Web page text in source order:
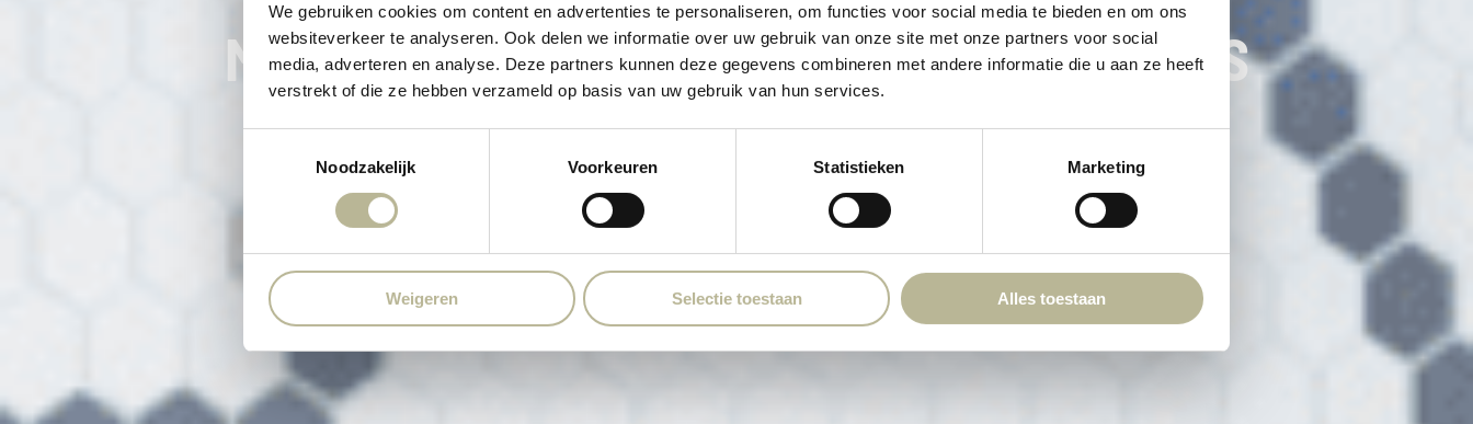
We gebruiken cookies om content en advertenties te personaliseren, om functies voor social media te bieden en om ons
websiteverkeer te analyseren. Ook delen we informatie over uw gebruik van onze site met onze partners voor social
media, adverteren en analyse. Deze partners kunnen deze gegevens combineren met andere informatie die u aan ze heeft
verstrekt of die ze hebben verzameld op basis van uw gebruik van hun services.
Noodzakelijk
Voorkeuren Statistieken Marketing
Weigeren Selectie toestaan Alles toestaan
MODERNE WONING MET O.A. WINCKELMANS
TE GOIRLE